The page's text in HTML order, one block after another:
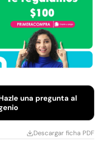
una pregunta al
Descargar ficha PDF